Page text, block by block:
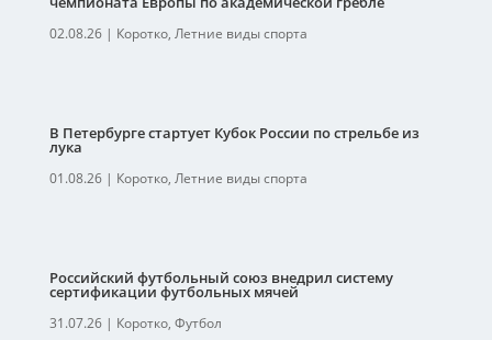
02.08.26| Коротко, Летние виды спорта
В Петербурге стартует Кубок России по стрельбе из
лука
01.08.26| Коротко, Летние виды спорта
Российский футбольный союз внедрил систему
сертификации футбольных мячей
31.07.26| Коротко, Футбол